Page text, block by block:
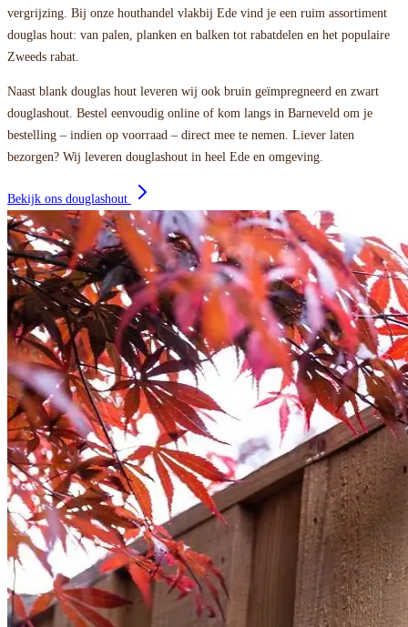
vergrijzing. Bij onze houthandel vlakbij Ede vind je een ruim assortiment
douglas hout: van palen, planken en balken tot rabatdelen en het populaire
Zweeds rabat.
Naast blank douglas hout leveren wij ook bruin geïmpregneerd en zwart
douglashout. Bestel eenvoudig online of kom langs in Barneveld om je
bestelling – indien op voorraad – direct mee te nemen. Liever laten
bezorgen? Wij leveren douglashout in heel Ede en omgeving.
Bekijk ons douglashout